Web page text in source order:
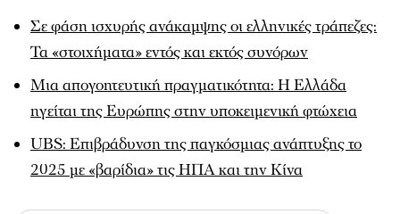
Σε φάση ισχυρής ανάκαμψης οι ελληνικές τράπεζες:
Τα «στοιχήματα» εντός και εκτός συνόρων
Μια απογοητευτική πραγματικότητα: Η Ελλάδα
ηγείται της Ευρώπης στην υποκειμενική φτώχεια
UBS: Επιβράδυνση της παγκόσμιας ανάπτυξης το
2025 με «βαρίδια» τις ΗΠΑ και την Κίνα